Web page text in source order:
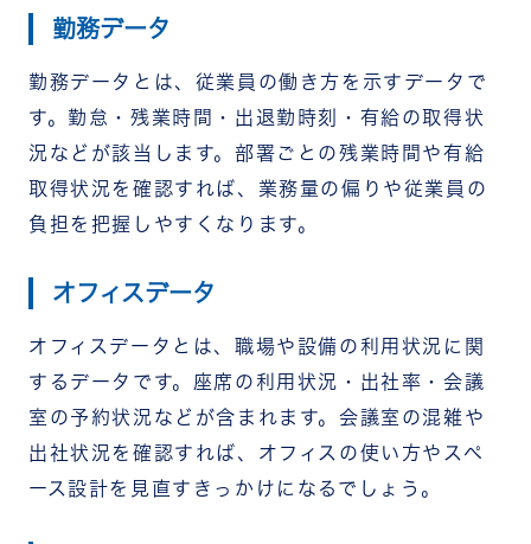
勤務データ
勤務データとは、従業員の働き方を示すデータで
す。勤怠・残業時間・出退勤時刻・有給の取得状
況などが該当します。 部署ごとの残業時間や有給
取得状況を確認すれば、業務量の偏りや従業員の
負担を把握しやすくなります。
オフィスデータ
オフィスデータとは、職場や設備の利用状況に関
するデータです。座席の利用状況・出社率・会議
室の予約状況などが含まれます。 会議室の混雑や
出社状況を確認すれば、オフィスの使い方やスペ
ース設計を見直すきっかけになるでしょう。